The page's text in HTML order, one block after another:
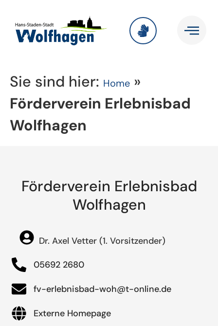
Sie sind hier: Home »
Förderverein Erlebnisbad
Wolfhagen
Förderverein Erlebnisbad
Wolfhagen
Dr. Axel Vetter (1. Vorsitzender)
05692 2680
fv-erlebnisbad-woh@t-online.de
Externe Homepage